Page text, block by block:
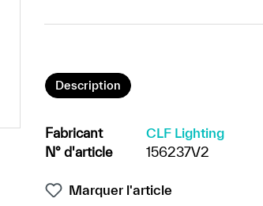
Description
Fabricant
CLF Lighting
N° d'article
156237V2
Marquer l'article